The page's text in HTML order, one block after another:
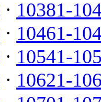
· 10381-
· 10461-
· 10541-
· 10621-